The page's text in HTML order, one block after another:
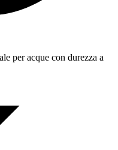
per acque con durezza a